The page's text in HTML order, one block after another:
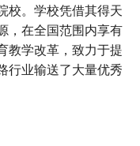
校。学校凭借其得天
，在全国范围内享有
教学改革，致力于提
行业输送了大量优秀